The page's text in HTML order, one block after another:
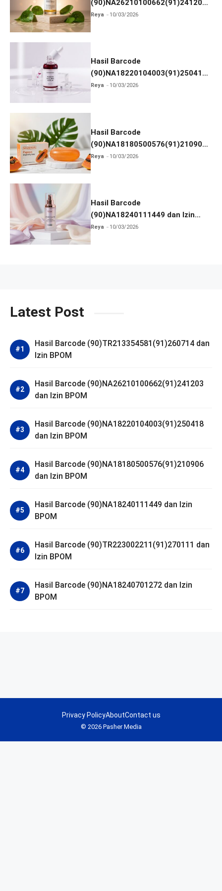
(90)NA26210100662(91)241203
dan Izin BPOM
Reya 10/03/2026
Hasil Barcode
(90)NA18220104003(91)250418
dan Izin BPOM
Reya 10/03/2026
Hasil Barcode
(90)NA18180500576(91)210906
dan Izin BPOM
Reya 10/03/2026
Hasil Barcode
(90)NA18240111449 dan Izin
BPOM
Reya 10/03/2026
Latest Post
Hasil Barcode (90)TR213354581(91)260714 dan
Izin BPOM
Hasil Barcode (90)NA26210100662(91)241203
dan Izin BPOM
Hasil Barcode (90)NA18220104003(91)250418
dan Izin BPOM
Hasil Barcode (90)NA18180500576(91)210906
dan Izin BPOM
Hasil Barcode (90)NA18240111449 dan Izin
BPOM
Hasil Barcode (90)TR223002211(91)270111 dan
Izin BPOM
Hasil Barcode (90)NA18240701272 dan Izin
BPOM
© 2026 Pasher Media
Privacy PolicyAboutContact us